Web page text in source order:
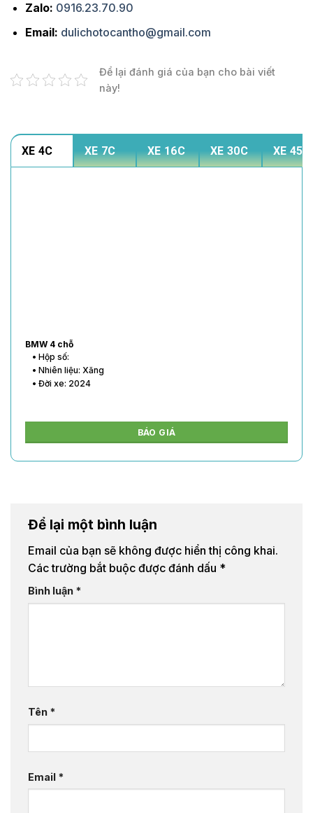
Zalo: 0916.23.70.90
Email: dulichotocantho@gmail.com
Để lại đánh giá của bạn cho bài viết
này!
XE 4C XE 7C XE 16C XE 30C XE 45C
BMW 4 chỗ
• Hộp số:
• Nhiên liệu: Xăng
• Đời xe: 2024
BÁO GIÁ
Để lại một bình luận
Email của bạn sẽ không được hiển thị công khai.
Các trường bắt buộc được đánh dấu *
Bình luận *
Tên *
Email *